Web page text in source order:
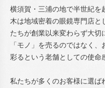
横須賀・三浦の地で半世紀を
木は地域密着の眼鏡専門店と
たちが創業以来変わらず大切
「モノ」を売るのではなく
彩るという老舗としての使命
私たちが多くのお客様に選ば